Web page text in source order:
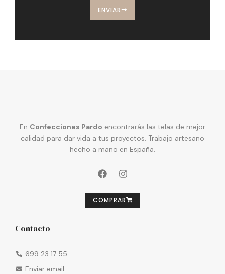
ENVIAR
En Confecciones Pardo encontrarás las telas de mejor
calidad para dar vida a tus proyectos. Trabajo artesano
hecho a mano en España.
COMPRAR
Contacto
699 23 17 55
Enviar email